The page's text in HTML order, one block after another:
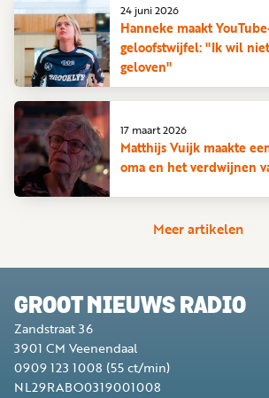
Hanneke maakt
geloofstwijfel: "Ik wil
geloven"
24 juni 2026
Matthijs Vuijk maakte
oma en het verdwijnen
17 maart 2026
Meer artikelen
GROOT NIEUWS RADIO
Zandstraat 36
3901 CM Veenendaal
0909 123 1008 (55 ct/min)
NL29RABO0319001008